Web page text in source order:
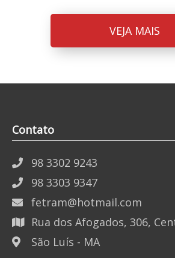
VEJA MAIS
Contato
98 3302 9243
98 3303 9347
fetram@hotmail.com
Rua dos Afogados, 306,
São Luís - MA